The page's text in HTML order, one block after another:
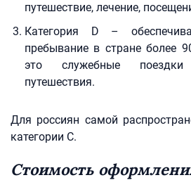
путешествие, лечение,
Категория D –
пребывание в стране более
это служебные
путешествия.
Для россиян самой
категории С.
Стоимость